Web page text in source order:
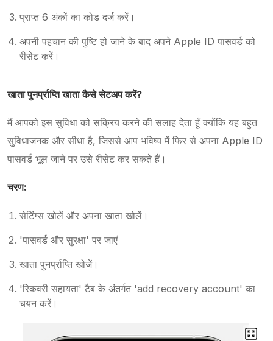
प्राप्त 6 अंकों का कोड दर्ज करें।
अपनी पहचान की पुष्टि हो जाने के बाद अपने Apple ID पासवर्ड को
रीसेट करें।
खाता पुनर्प्राप्ति खाता कैसे सेटअप करें?
मैं आपको इस सुविधा को सक्रिय करने की सलाह देता हूँ क्योंकि यह बहुत
सुविधाजनक और सीधा है, जिससे आप भविष्य में फिर से अपना Apple ID
पासवर्ड भूल जाने पर उसे रीसेट कर सकते हैं।
चरण:
सेटिंग्स खोलें और अपना खाता खोलें।
'पासवर्ड और सुरक्षा' पर जाएं
खाता पुनर्प्राप्ति खोजें।
'रिकवरी सहायता' टैब के अंतर्गत 'add recovery account' का
चयन करें।